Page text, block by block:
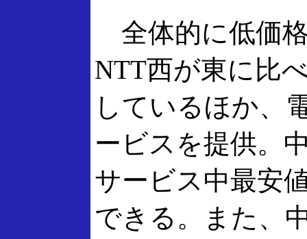
全体的に低価
NTT西が東に比
しているほか、
ービスを提供。
サービス中最安
できる。また、